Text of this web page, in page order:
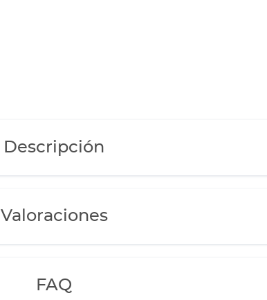
Descripción
Valoraciones
FAQ